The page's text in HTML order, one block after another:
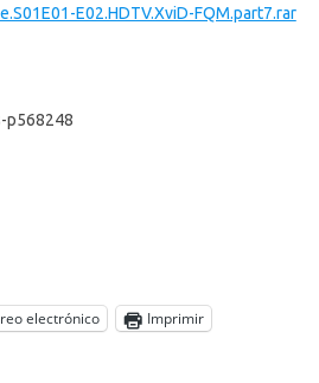
E02.HDTV.XviD-FQM.part7.rar
p568248
electrónico Imprimir